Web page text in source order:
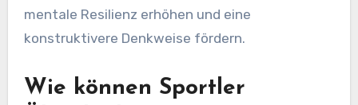
mentale Resilienz erhöhen und eine
konstruktivere Denkweise fördern.
Wie können Sportler